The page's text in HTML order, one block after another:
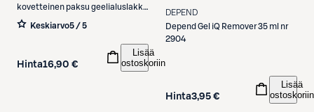
kovetteinen paksu geelialuslakka
10 ml
Keskiarvo5 / 5
Hinta16,90 €
Lisää
ostoskoriin
DEPEND
Depend Gel iQ Remover 35 ml nr
2904
Hinta3,95 €
Lisää
ostoskoriin